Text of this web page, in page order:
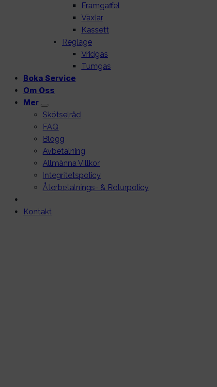
Framgaffel
Växlar
Kassett
Reglage
Vridgas
Tumgas
Boka Service
Om Oss
Mer
Skötselråd
FAQ
Blogg
Avbetalning
Allmänna Villkor
Integritetspolicy
Återbetalnings- & Returpolicy
Kontakt